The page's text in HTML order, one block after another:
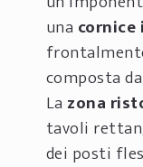
una
composta
La zona
tavoli
dei posti